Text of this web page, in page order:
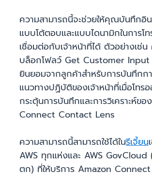
ความสามารถนี้จะช่วยให้คุณบันทึก
แบบโต้ตอบและแบบไดนามิกในการโ
เชื่อมต่อกับเจ้าหน้าที่ได้ ตัวอย่างเช่
บล็อกโฟลว์ Get Customer Input
ยินยอมจากลูกค้าสำหรับการบันทึกก
แนวทางปฏิบัติของเจ้าหน้าที่เมื่อโทร
กระตุ้นการบันทึกและการวิเคราะห์ข
Connect Contact Lens
ความสามารถนี้สามารถใช้ได้ในรีเจี้ยน
AWS ทุกแห่งและ AWS
ตก) ที่ให้บริการ Amazon Connect